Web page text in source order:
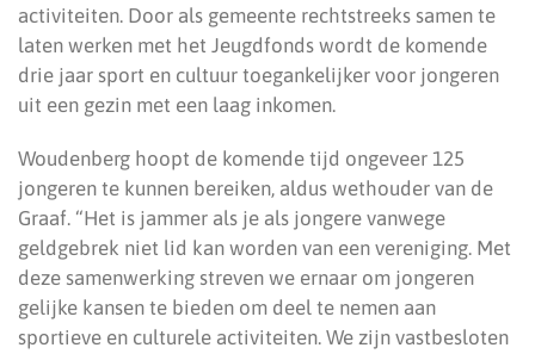
activiteiten. Door als gemeente rechtstreeks samen te
laten werken met het Jeugdfonds wordt de komende
drie jaar sport en cultuur toegankelijker voor jongeren
uit een gezin met een laag inkomen.
Woudenberg hoopt de komende tijd ongeveer 125
jongeren te kunnen bereiken, aldus wethouder van de
Graaf. “Het is jammer als je als jongere vanwege
geldgebrek niet lid kan worden van een vereniging. Met
deze samenwerking streven we ernaar om jongeren
gelijke kansen te bieden om deel te nemen aan
sportieve en culturele activiteiten. We zijn vastbesloten